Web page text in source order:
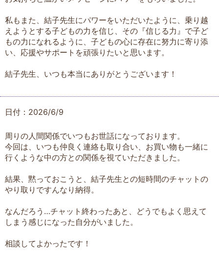
私もまた、結子先生にパワーをいただいたように、乗り越
えようとする子どもの力を信じ、その『信じる力』で子ど
もの力になれるように、子どもの心に存在に努力に寄り添
い、応援やサポートを頑張りたいと思います。
結子先生、いつも本当にありがとうございます！
日付：2026/6/9
周りの人間関係でいつもお世話になっております。
今回は、いつも仲良く連絡も取り合い、お買い物も一緒に
行くような中の方との関係を視ていただきました。
結果、黙っておこうと、結子先生との短時間のチャットの
やり取りですんなり納得。
なんだろう…チャット終わったあと、どうでもよく思えて
しまう感じになった自分がいました。
相談してよかったです！